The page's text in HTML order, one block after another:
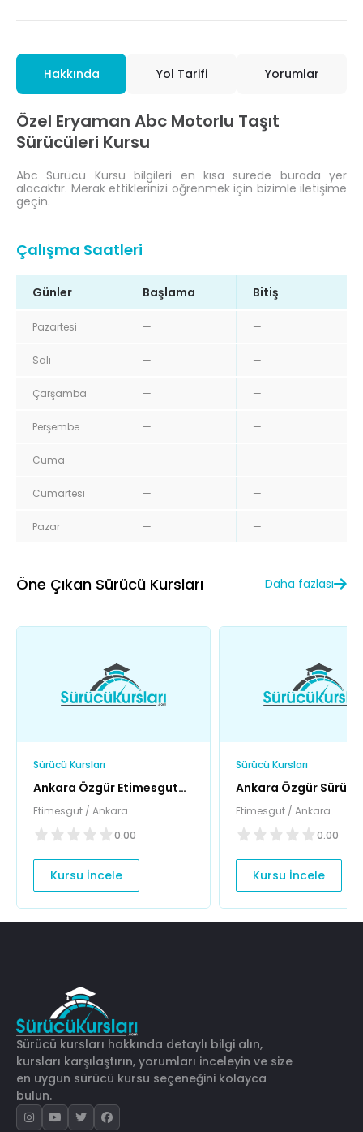
Hakkında Yol Tarifi Yorumlar
Özel Eryaman Abc Motorlu Taşıt
Sürücüleri Kursu
Abc Sürücü Kursu bilgileri en kısa sürede burada yer
alacaktır. Merak ettiklerinizi öğrenmek için bizimle iletişime
geçin.
Çalışma Saatleri
Günler Başlama Bitiş
Pazartesi — —
Salı — —
Çarşamba — —
Perşembe — —
Cuma — —
Cumartesi — —
Pazar — —
Öne Çıkan Sürücü Kursları Daha fazlası
Sürücü Kursları
Ankara Özgür Etimesgut
Şb Sürücü Kursu
Etimesgut / Ankara
0.00
Kursu İncele
Sürücü Kursları
Ankara Özgür Sürücü
Kursu (Etimesgut
Etimesgut / Ankara
0.00
Kursu İncele
Sürücü kursları hakkında detaylı bilgi alın,
kursları karşılaştırın, yorumları inceleyin ve size
en uygun sürücü kursu seçeneğini kolayca
bulun.